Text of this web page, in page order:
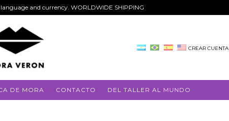
and currency. WORLDWIDE SHIPPING
CREAR CUENTA
DE MORA CONTACTO DEL TALLER AL MUNDO